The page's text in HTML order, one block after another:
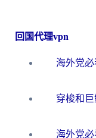
回国代理vpn